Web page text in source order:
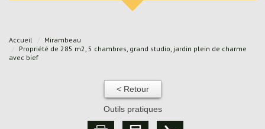
Accueil
Mirambeau
Propriété de 285 m2, 5 chambres, grand studio, jardin plein de charme
avec bief
< Retour
Outils pratiques